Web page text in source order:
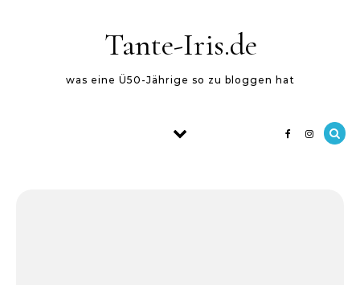
Tante-Iris.de
was eine Ü50-Jährige so zu bloggen hat